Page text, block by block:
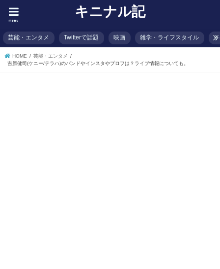
キニナル記
menu
芸能・エンタメ Twitterで話題 映画 雑学・ライフスタイル
HOME
芸能・エンタメ
吉原健司(ケニー/テラハ)のバンドやインスタやプロフは？ライブ情報についても。